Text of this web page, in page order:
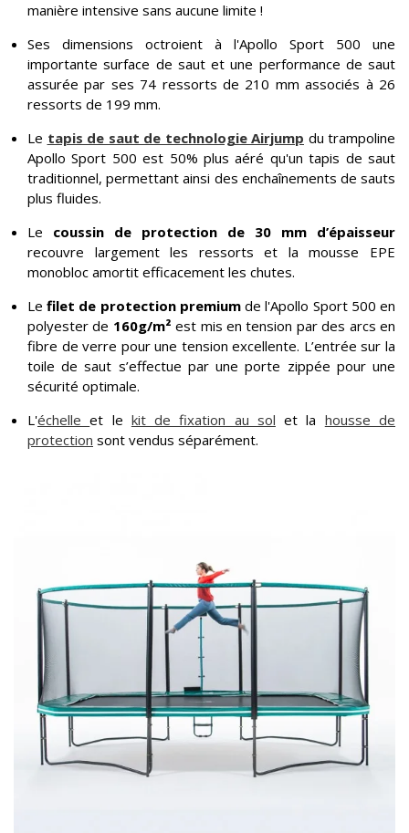
manière intensive sans aucune limite !
Ses dimensions octroient à l'Apollo Sport 500 une
importante surface de saut et une performance de saut
assurée par ses 74 ressorts de 210 mm associés à 26
ressorts de 199 mm.
Le tapis de saut de technologie Airjump du trampoline
Apollo Sport 500 est 50% plus aéré qu'un tapis de saut
traditionnel, permettant ainsi des enchaînements de sauts
plus fluides.
Le coussin de protection de 30 mm d’épaisseur
recouvre largement les ressorts et la mousse EPE
monobloc amortit efficacement les chutes.
Lefilet de protection premiumde l'Apollo Sport 500 en
polyester de 160g/m² est mis en tension par des arcs en
fibre de verre pour une tension excellente. L’entrée sur la
toile de saut s’effectue par une porte zippée pour une
sécurité optimale.
L'échelleet le kit de fixation au sol et la housse de
protection sont vendus séparément.